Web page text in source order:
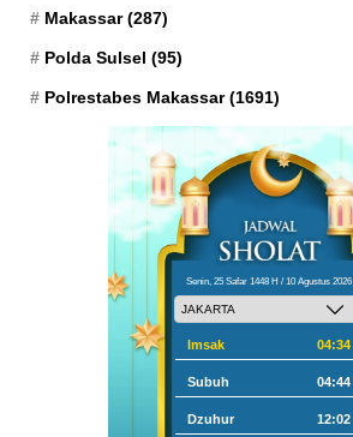
Makassar(287)
Polda Sulsel (95)
Polrestabes Makassar(1691)
Senin, 25 Safar 1448 H / 10 Agustus 2026
Imsak 04:34
Subuh 04:44
Dzuhur 12:02